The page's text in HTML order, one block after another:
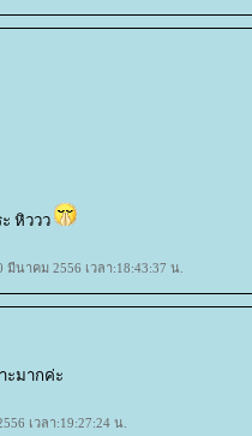
หิววว
มีนาคม 2556 เวลา:18:43:37 น.
ะมากค่ะ
เวลา:19:27:24 น.